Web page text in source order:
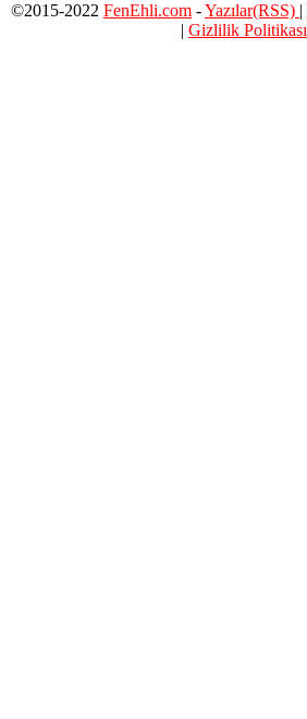
©2015-2022 FenEhli.com -Yazılar(RSS) |
| Gizlilik Politikası